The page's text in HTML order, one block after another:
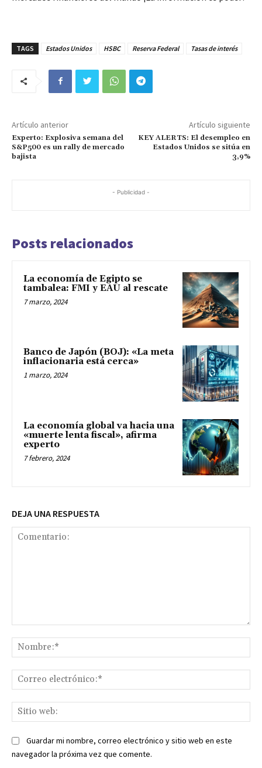
TAGS Estados Unidos HSBC Reserva Federal Tasas de interés
Artículo anterior
Experto: Explosiva semana del
S&P500 es un rally de mercado
bajista
Artículo siguiente
KEY ALERTS: El desempleo en
Estados Unidos se sitúa en
3,9%
- Publicidad -
Posts relacionados
La economía de Egipto se
tambalea: FMI y EAU al rescate
7 marzo, 2024
Banco de Japón (BOJ): «La meta
inflacionaria está cerca»
1 marzo, 2024
La economía global va hacia una
«muerte lenta fiscal», afirma
experto
7 febrero, 2024
DEJA UNA RESPUESTA
Guardar mi nombre, correo electrónico y sitio web en este
navegador la próxima vez que comente.